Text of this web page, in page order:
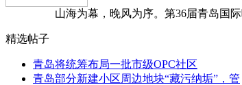
山海为幕，晚风为序。第36届青岛国际
精选帖子
青岛将统筹布局一批市级OPC社区
青岛部分新建小区周边地块“藏污纳垢”，管